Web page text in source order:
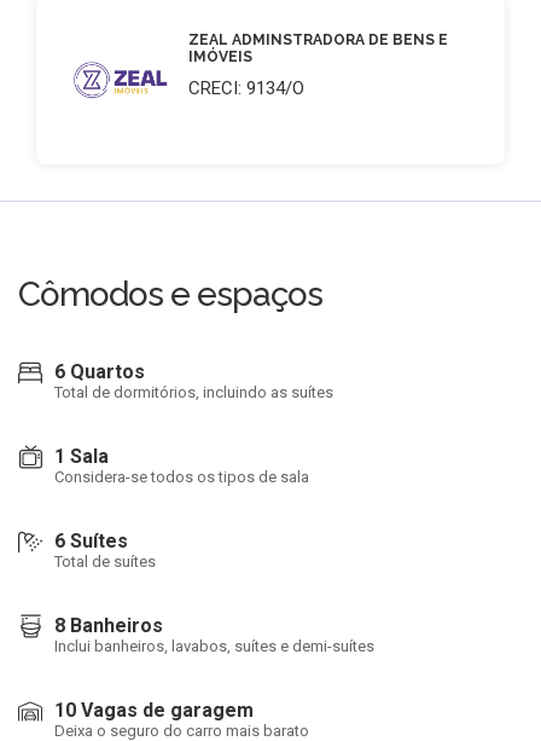
ZEAL ADMINSTRADORA DE BENS E
IMÓVEIS
CRECI: 9134/O
Cômodos e espaços
6 Quartos
Total de dormitórios, incluindo as suítes
1 Sala
Considera-se todos os tipos de sala
6 Suítes
Total de suítes
8 Banheiros
Inclui banheiros, lavabos, suítes e demi-suítes
10 Vagas de garagem
Deixa o seguro do carro mais barato